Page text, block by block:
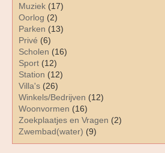
Muziek (17)
Oorlog (2)
Parken (13)
Privé (6)
Scholen (16)
Sport (12)
Station (12)
Villa's (26)
Winkels/Bedrijven (12)
Woonvormen (16)
Zoekplaatjes en Vragen (2)
Zwembad(water) (9)